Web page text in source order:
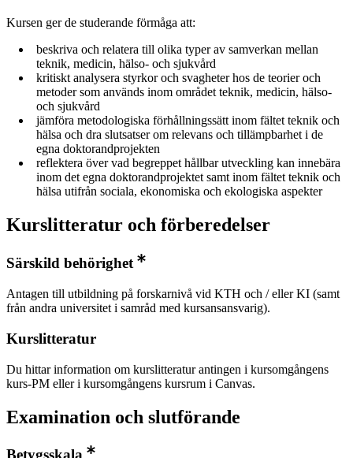
Kursen ger de studerande förmåga att:
beskriva och relatera till olika typer av samverkan mellan
teknik, medicin, hälso- och sjukvård
kritiskt analysera styrkor och svagheter hos de teorier och
metoder som används inom området teknik, medicin, hälso-
och sjukvård
jämföra metodologiska förhållningssätt inom fältet teknik och
hälsa och dra slutsatser om relevans och tillämpbarhet i de
egna doktorandprojekten
reflektera över vad begreppet hållbar utveckling kan innebära
inom det egna doktorandprojektet samt inom fältet teknik och
hälsa utifrån sociala, ekonomiska och ekologiska aspekter
Kurslitteratur och förberedelser
Särskild behörighet
Antagen till utbildning på forskarnivå vid KTH och / eller KI (samt
från andra universitet i samråd med kursansansvarig).
Kurslitteratur
Du hittar information om kurslitteratur antingen i kursomgångens
kurs-PM eller i kursomgångens kursrum i Canvas.
Examination och slutförande